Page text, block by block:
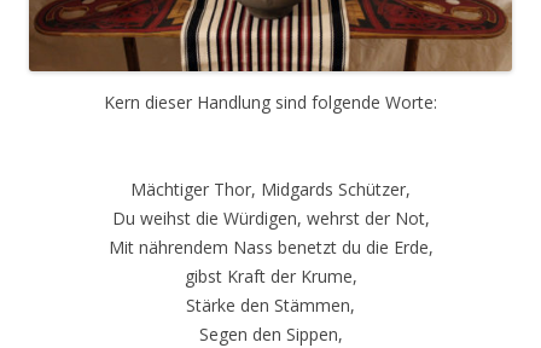
Kern dieser Handlung sind folgende Worte:
Mächtiger Thor, Midgards Schützer,
Du weihst die Würdigen, wehrst der Not,
Mit nährendem Nass benetzt du die Erde,
gibst Kraft der Krume,
Stärke den Stämmen,
Segen den Sippen,